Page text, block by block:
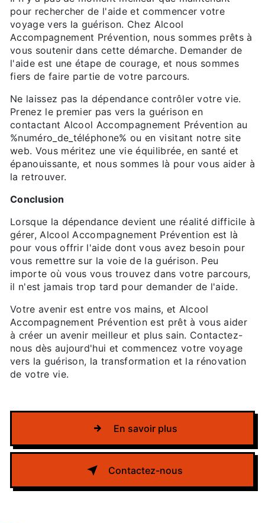
pour rechercher de l'aide et commencer votre
voyage vers la guérison. Chez Alcool
Accompagnement Prévention, nous sommes prêts à
vous soutenir dans cette démarche. Demander de
l'aide est une étape de courage, et nous sommes
fiers de faire partie de votre parcours.
Ne laissez pas la dépendance contrôler votre vie.
Prenez le premier pas vers la guérison en
contactant Alcool Accompagnement Prévention au
%numéro_de_téléphone% ou en visitant notre site
web. Vous méritez une vie équilibrée, en santé et
épanouissante, et nous sommes là pour vous aider à
la retrouver.
Conclusion
Lorsque la dépendance devient une réalité difficile à
gérer, Alcool Accompagnement Prévention est là
pour vous offrir l'aide dont vous avez besoin pour
vous remettre sur la voie de la guérison. Peu
importe où vous vous trouvez dans votre parcours,
il n'est jamais trop tard pour demander de l'aide.
Votre avenir est entre vos mains, et Alcool
Accompagnement Prévention est prêt à vous aider
à créer un avenir meilleur et plus sain. Contactez-
nous dès aujourd'hui et commencez votre voyage
vers la guérison, la transformation et la rénovation
de votre vie.
En savoir plus
Contactez-nous